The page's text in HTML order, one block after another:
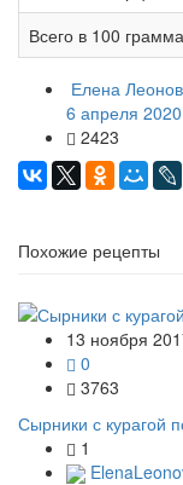
Всего в 100
Елена
6 апреля
2423
Похожие рецепты
13 ноября
0
3763
Сырники с курагой
1